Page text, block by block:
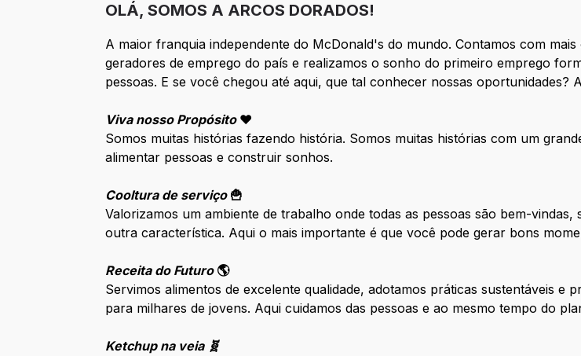
OLÁ, SOMOS A ARCOS DORADOS!
A maior franquia independente do McDonald's do mundo. Contamos com
geradores de emprego do país e realizamos o sonho do primeiro emprego
pessoas. E se você chegou até aqui, que tal conhecer nossas
Viva nosso Propósito ❤️
Somos muitas histórias fazendo história. Somos muitas histórias com um
alimentar pessoas e construir sonhos.
Cooltura de serviço 🍟
Valorizamos um ambiente de trabalho onde todas as pessoas são bem-
outra característica. Aqui o mais importante é que você pode gerar bons
Receita do Futuro 🌎
Servimos alimentos de excelente qualidade, adotamos práticas sustentáveis
para milhares de jovens. Aqui cuidamos das pessoas e ao mesmo tempo do
Ketchup na veia 🧬